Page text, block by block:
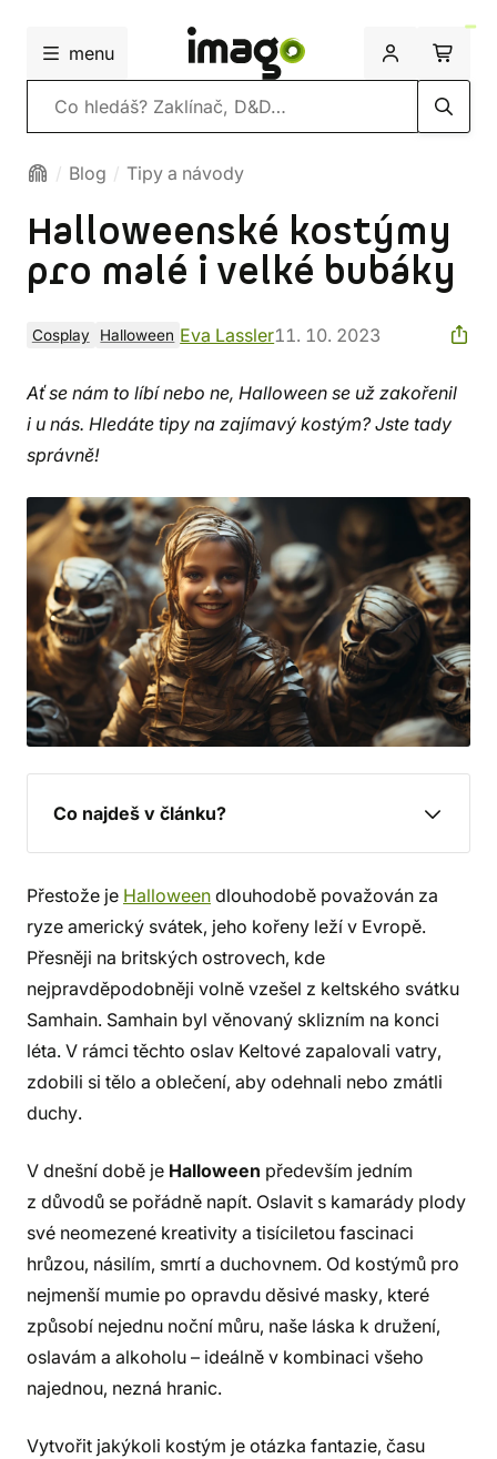
menu
Vyhledávání
Blog Tipy a návody
Halloweenské kostýmy
pro malé i velké bubáky
Cosplay Halloween Eva Lassler11. 10. 2023
Ať se nám to líbí nebo ne, Halloween se už zakořenil
i u nás. Hledáte tipy na zajímavý kostým? Jste tady
správně!
Co najdeš v článku?
Přestože je Halloween dlouhodobě považován za
ryze americký svátek, jeho kořeny leží v Evropě.
Přesněji na britských ostrovech, kde
nejpravděpodobněji volně vzešel z keltského svátku
Samhain. Samhain byl věnovaný sklizním na konci
léta. V rámci těchto oslav Keltové zapalovali vatry,
zdobili si tělo a oblečení, aby odehnali nebo zmátli
duchy.
V dnešní době je Halloween především jedním
z důvodů se pořádně napít. Oslavit s kamarády plody
své neomezené kreativity a tisíciletou fascinaci
hrůzou, násilím, smrtí a duchovnem. Od kostýmů pro
nejmenší mumie po opravdu děsivé masky, které
způsobí nejednu noční můru, naše láska k družení,
oslavám a alkoholu – ideálně v kombinaci všeho
najednou, nezná hranic.
Vytvořit jakýkoli kostým je otázka fantazie, času